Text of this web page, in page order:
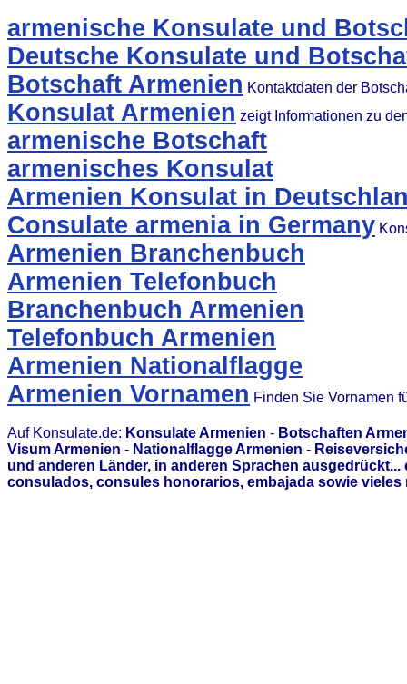
armenische Konsulate und
Deutsche Konsulate und
Botschaft Armenien Kontaktdaten der
Konsulat Armenien zeigt Informationen zu
armenische Botschaft
armenisches Konsulat
Armenien Konsulat in
Consulate armenia in Germany
Armenien Branchenbuch
Armenien Telefonbuch
Branchenbuch Armenien
Telefonbuch Armenien
Armenien Nationalflagge
Armenien Vornamen Finden Sie Vornamen
Auf Konsulate.de: Konsulate Armenien - Botschaften
Visum Armenien - Nationalflagge Armenien -
und anderen Länder, in anderen Sprachen
consulados, consules honorarios, embajada sowie vieles